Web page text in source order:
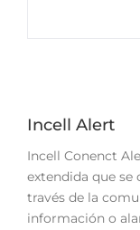
Incell Alert
Incell Conenct
extendida que se
través de la
información o